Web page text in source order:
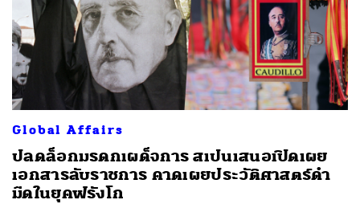
Global Affairs
ปลดล็อกมรดกเผด็จการ สเปนเสนอเปิดเผย
เอกสารลับราชการ คาดเผยประวัติศาสตร์ดำ
มืดในยุคฟรังโก